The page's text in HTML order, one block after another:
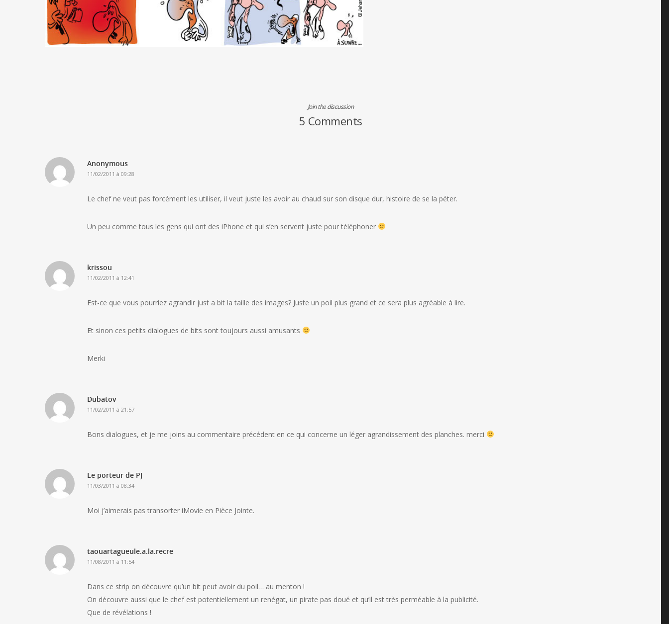
Join the discussion
5 Comments
Anonymous
11/02/2011 à 09:28
Le chef ne veut pas forcément les utiliser, il veut juste les avoir au chaud sur son disque dur, histoire de se la péter.
Un peu comme tous les gens qui ont des iPhone et qui s’en servent juste pour téléphoner
krissou
11/02/2011 à 12:41
Est-ce que vous pourriez agrandir just a bit la taille des images? Juste un poil plus grand et ce sera plus agréable à lire.
Et sinon ces petits dialogues de bits sont toujours aussi amusants
Merki
Dubatov
11/02/2011 à 21:57
Bons dialogues, et je me joins au commentaire précédent en ce qui concerne un léger agrandissement des planches. merci
Le porteur de PJ
11/03/2011 à 08:34
Moi j’aimerais pas transorter iMovie en Pièce Jointe.
taouartagueule.a.la.recre
11/08/2011 à 11:54
Dans ce strip on découvre qu’un bit peut avoir du poil… au menton !
On découvre aussi que le chef est potentiellement un renégat, un pirate pas doué et qu’il est très perméable à la publicité.
Que de révélations !